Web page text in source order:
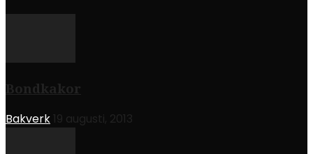
Bondkakor
Bakverk 19 augusti, 2013